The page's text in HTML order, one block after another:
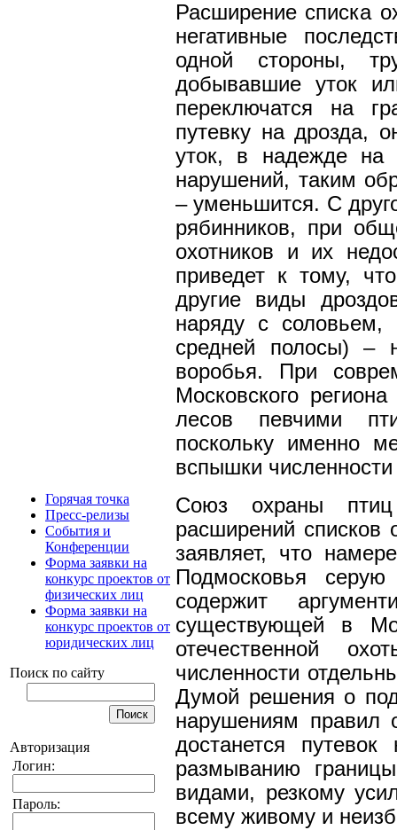
Горячая точка
Пресс-релизы
События и
Конференции
Форма заявки на
конкурс проектов от
физических лиц
Форма заявки на
конкурс проектов от
юридических лиц
Поиск по сайту
Авторизация
Логин:
Пароль:
Расширение списка
негативные
одной стороны,
добывавшие уток
переключатся на
путевку на дрозда,
уток, в надежде на
нарушений, таким
– уменьшится. С
рябинников, при
охотников и их
приведет к тому,
другие виды
наряду с соловьем,
средней полосы) –
воробья. При
Московского
лесов певчими
поскольку именно
вспышки
Союз охраны птиц
расширений списков
заявляет, что
Подмосковья
содержит
существующей в
отечественной
численности
Думой решения о
нарушениям правил
достанется
размыванию
видами, резкому
всему живому и